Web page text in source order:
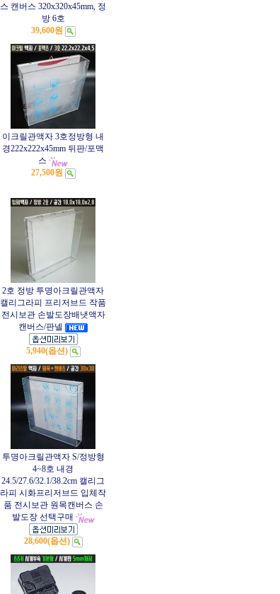
스 캔버스 320x320x45mm, 정
방 6호
39,600원
이크릴관액자 3호정방형 내
경222x222x45mm 뒤판/포맥
스
27,500원
2호 정방 투명아크릴관액자
캘리그라피 프리저브드 작품
전시보관 손발도장배냇액자
캔버스/판넬
5,940(옵션)
투명아크릴관액자 S/정방형
4~8호 내경
24.5/27.6/32.1/38.2cm 캘리그
라피 시화프리저브드 입체작
품 전시보관 원목캔버스 손
발도장 선택구매
28,600(옵션)